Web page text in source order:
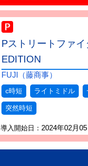
Pストリートファ
EDITION
FUJI（藤商事）
c時短 ライトミドル
突然時短
導入開始日： 2024年02月